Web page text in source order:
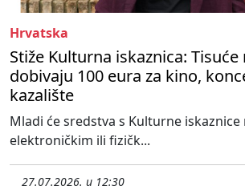
Hrvatska
Stiže Kulturna iskaznica:
dobivaju 100 eura za kino,
kazalište
Mladi će sredstva s Kulturne
elektroničkim ili fizičk...
27.07.2026. u 12:30